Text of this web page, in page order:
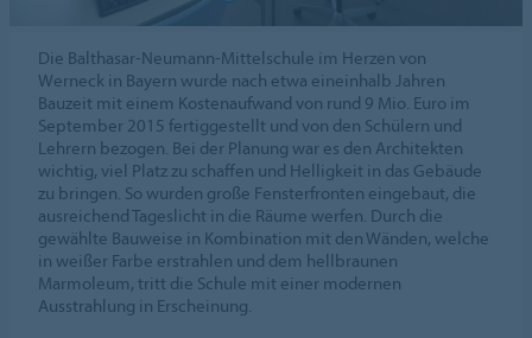
Die Balthasar-Neumann-Mittelschule im Herzen von
Werneck in Bayern wurde nach etwa eineinhalb Jahren
Bauzeit mit einem Kostenaufwand von rund 9 Mio. Euro im
September 2015 fertiggestellt und von den Schülern und
Lehrern bezogen. Bei der Planung war es den Architekten
wichtig, viel Platz zu schaffen und Helligkeit in das Gebäude
zu bringen. So wurden große Fensterfronten eingebaut, die
ausreichend Tageslicht in die Räume werfen. Durch die
gewählte Bauweise in Kombination mit den Wänden, welche
in weißer Farbe erstrahlen und dem hellbraunen
Marmoleum, tritt die Schule mit einer modernen
Ausstrahlung in Erscheinung.